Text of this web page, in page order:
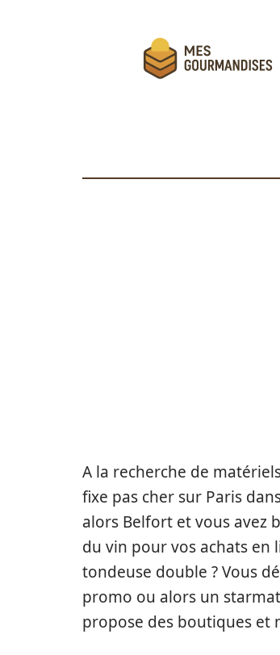
A la recherche de
fixe pas cher sur Paris
alors Belfort et vous avez
du vin pour vos achats en
tondeuse double ? Vous
promo ou alors un
propose des boutiques et